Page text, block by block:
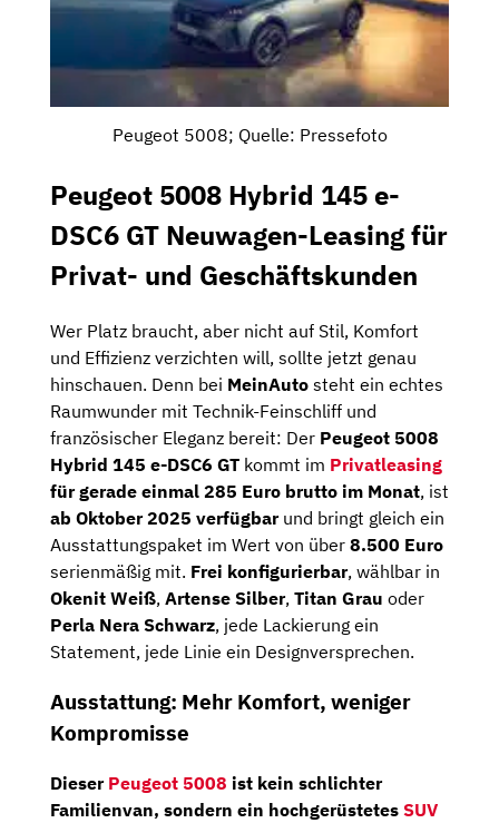
Peugeot 5008; Quelle: Pressefoto
Peugeot 5008 Hybrid 145 e-
DSC6 GT Neuwagen-Leasing für
Privat- und Geschäftskunden
Wer Platz braucht, aber nicht auf Stil, Komfort
und Effizienz verzichten will, sollte jetzt genau
hinschauen. Denn bei MeinAuto steht ein echtes
Raumwunder mit Technik-Feinschliff und
französischer Eleganz bereit: Der Peugeot 5008
Hybrid 145 e-DSC6 GT kommt im Privatleasing
für gerade einmal 285 Euro brutto im Monat, ist
ab Oktober 2025 verfügbarund bringt gleich ein
Ausstattungspaket im Wert von über 8.500 Euro
serienmäßig mit. Frei konfigurierbar, wählbar in
Okenit Weiß, Artense Silber, Titan Grau oder
Perla Nera Schwarz, jede Lackierung ein
Statement, jede Linie ein Designversprechen.
Ausstattung: Mehr Komfort, weniger
Kompromisse
Dieser Peugeot 5008 ist kein schlichter
Familienvan, sondern ein hochgerüstetes SUV